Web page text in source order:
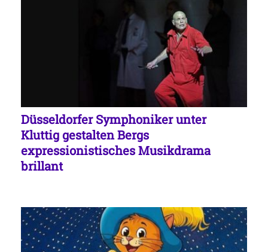
Düsseldorfer Symphoniker unter
Kluttig gestalten Bergs
expressionistisches Musikdrama
brillant